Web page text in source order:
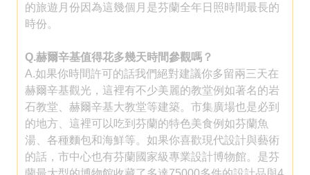
的旅遊月份因為這幾個月是芬蘭全年日照時間最長的
時份。
Q.赫爾辛基值得花多幾天時間參觀嗎？
A.如果你時間許可的話我們絕對建議你多留兩三天在
赫爾辛基觀光，這裡有不少美麗的教堂例如著名的岩
石教堂、赫爾辛基大教堂等建築。市集廣場也是必到
的地方、這裡可以吃到芬蘭的特色美食例如芬蘭魚
湯、各種麵包和海鮮等。如果你喜歡現代設計與藝術
的話，市中心也有芬蘭國家級專業設計博物館。是芬